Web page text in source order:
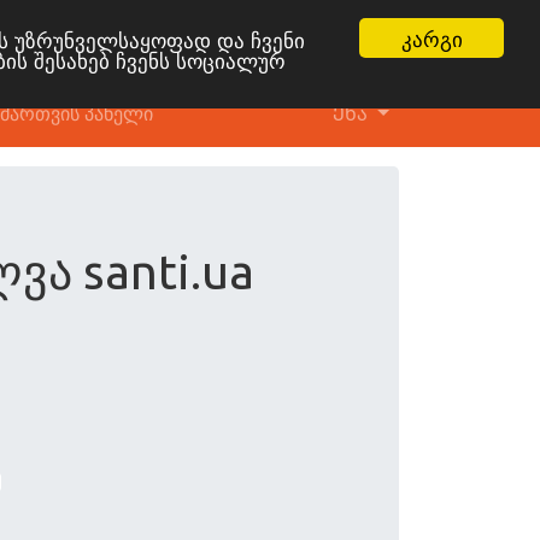
კარგი
უზრუნველსაყოფად და ჩვენი
შესახებ ჩვენს სოციალურ
მართვის პანელი Ენა
santi.ua